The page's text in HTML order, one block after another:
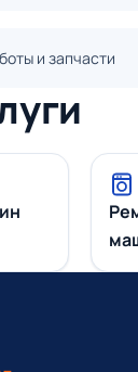
и запчасти